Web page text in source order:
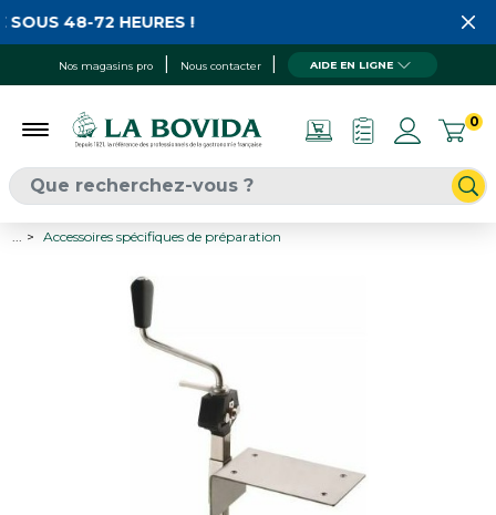
Nos magasins pro Nous contacter AIDE EN LIGNE
0
48-72 HEURES !
Accessoires spécifiques de préparation